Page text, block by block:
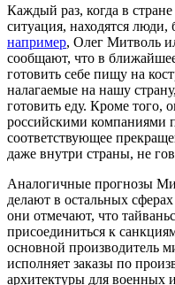
Каждый раз, когда в
ситуация, находятся
например, Олег Митволь
сообщают, что в
готовить себе пищу на
налагаемые на нашу
готовить еду. Кроме того,
российскими компаниями
соответствующее
даже внутри страны, не
Аналогичные прогнозы
делают в остальных
они отмечают, что
присоединиться к
основной производитель
исполняет заказы по
архитектуры для